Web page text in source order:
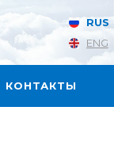
RUS
ENG
КОНТАКТЫ